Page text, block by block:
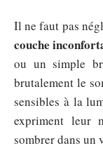
Il ne faut pas
couche
ou un simple
brutalement le
sensibles à la
expriment leur
sombrer dans un